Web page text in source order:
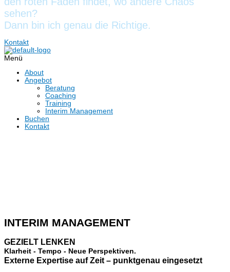
sehen?
Dann bin ich genau die Richtige.
Kontakt
Menü
About
Angebot
Beratung
Coaching
Training
Interim Management
Buchen
Kontakt
INTERIM MANAGEMENT
GEZIELT LENKEN
Klarheit - Tempo - Neue Perspektiven.
Externe Expertise aufZeit – punktgenau eingesetzt